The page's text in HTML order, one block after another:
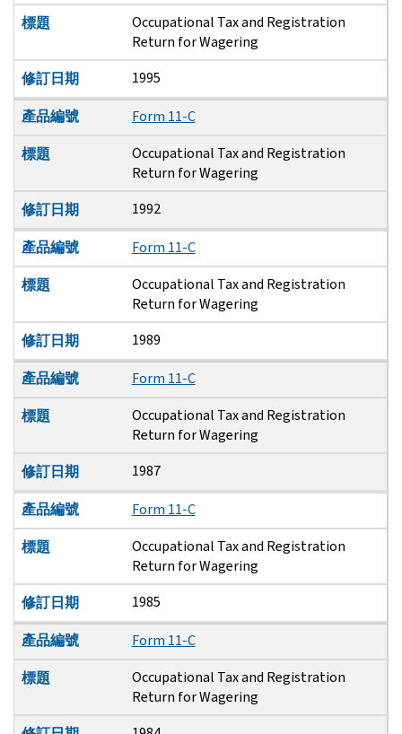
標題
Occupational Tax and Registration
Return for Wagering
修訂日期
1995
產品編號
Form 11-C
標題
Occupational Tax and Registration
Return for Wagering
修訂日期
1992
產品編號
Form 11-C
標題
Occupational Tax and Registration
Return for Wagering
修訂日期
1989
產品編號
Form 11-C
標題
Occupational Tax and Registration
Return for Wagering
修訂日期
1987
產品編號
Form 11-C
標題
Occupational Tax and Registration
Return for Wagering
修訂日期
1985
產品編號
Form 11-C
標題
Occupational Tax and Registration
Return for Wagering